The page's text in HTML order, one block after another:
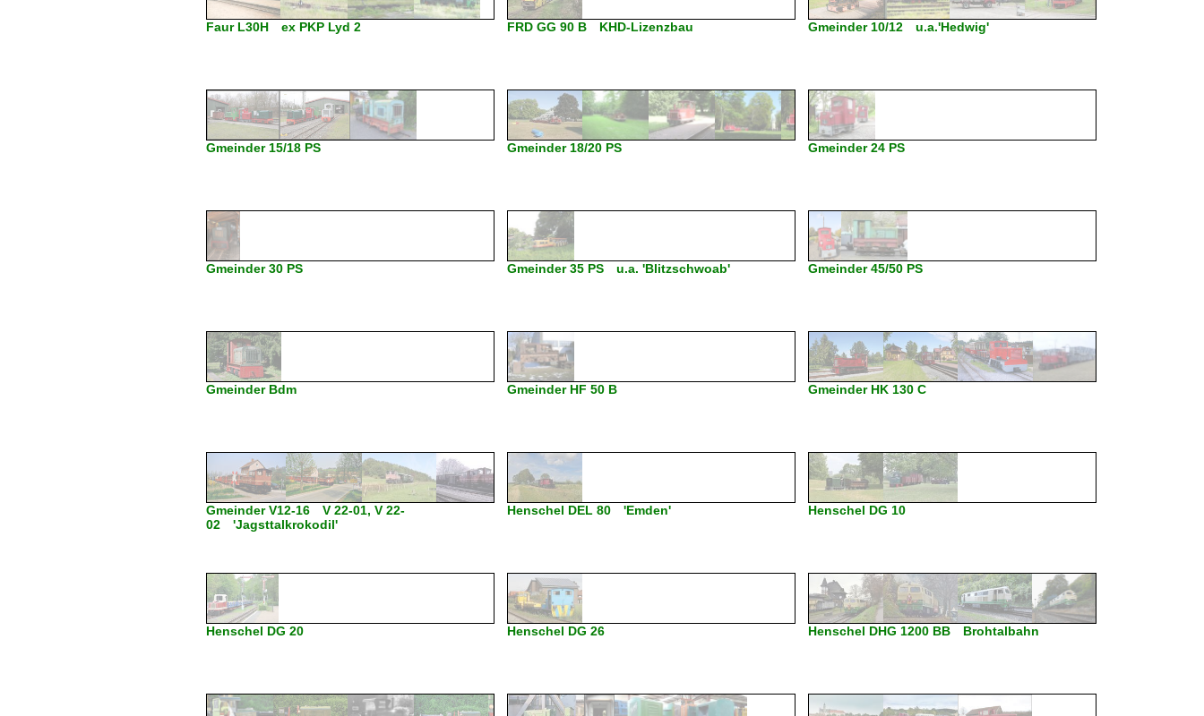
Faur L30H ex PKP Lyd 2 FRD GG 90 B KHD-Lizenzbau Gmeinder 10/12 u.a.'Hedwig'
Gmeinder 15/18 PS Gmeinder 18/20 PS Gmeinder 24 PS
Gmeinder 30 PS Gmeinder 35 PS u.a. 'Blitzschwoab' Gmeinder 45/50 PS
Gmeinder Bdm Gmeinder HF 50 B Gmeinder HK 130 C
Gmeinder V12-16 V 22-01, V 22-
02 'Jagsttalkrokodil'
Henschel DEL 80 'Emden' Henschel DG 10
Henschel DG 20 Henschel DG 26 Henschel DHG 1200 BB Brohtalbahn